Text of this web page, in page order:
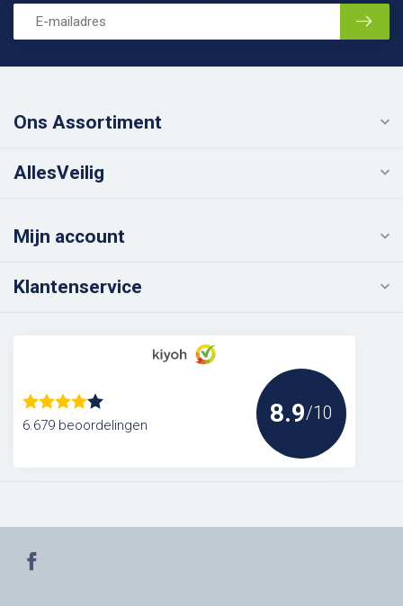
Ons Assortiment
AllesVeilig
Mijn account
Klantenservice
6.679 beoordelingen 8.9/10